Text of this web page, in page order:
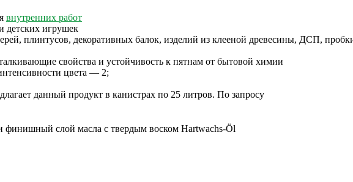
внутренних работ
детских игрушек
плинтусов, декоративных балок, изделий из клееной древесины, ДСП,
свойства и устойчивость к пятнам от бытовой химии
цвета — 2;
данный продукт в канистрах по 25 литров. По запросу
финишный слой масла с твердым воском Hartwachs-Öl